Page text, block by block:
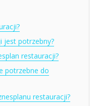
jest potrzebny?
restauracji?
potrzebne do
restauracji?